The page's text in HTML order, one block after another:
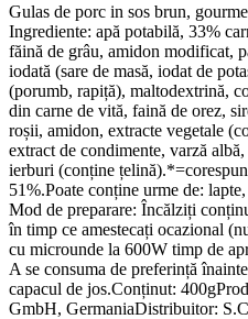
Gulas de porc in sos brun,
Ingrediente: apă potabilă, 33%
făină de grâu, amidon modificat,
iodată (sare de masă, iodat de
(porumb, rapiță), maltodextrină,
din carne de vită, faină de orez,
roșii, amidon, extracte vegetale
extract de condimente, varză
ierburi (conține
51%.Poate conține urme de:
Mod de preparare: Încălziți
în timp ce amestecați ocazional
cu microunde la 600W timp de
A se consuma de preferință
capacul de jos.Conținut:
GmbH, GermaniaDistribuitor: